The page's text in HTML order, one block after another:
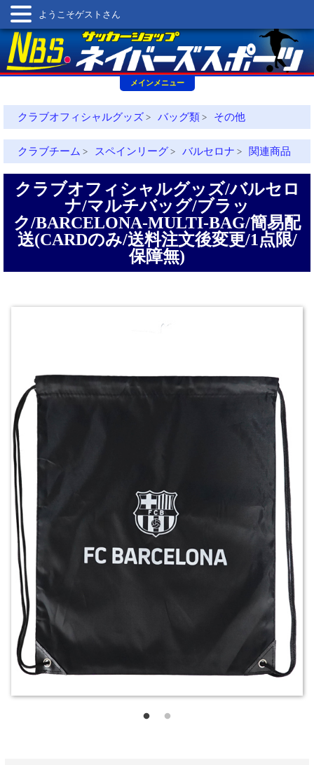
メインメニュー
ようこそゲストさん
クラブオフィシャルグッズ > バッグ類 > その他
クラブチーム > スペインリーグ > バルセロナ > 関連商品
クラブオフィシャルグッズ/バルセロ
ナ/マルチバッグ/ブラッ
ク/BARCELONA-MULTI-BAG/簡易配
送(CARDのみ/送料注文後変更/1点限/
保障無)